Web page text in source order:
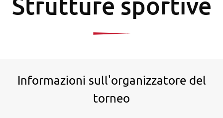
Informazioni sull'organizzatore del
torneo